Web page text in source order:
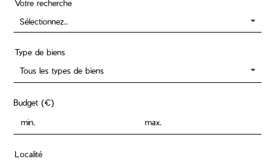
Votre recherche
Sélectionnez..
Type de biens
Tous les types de biens
Budget (€)
Localité